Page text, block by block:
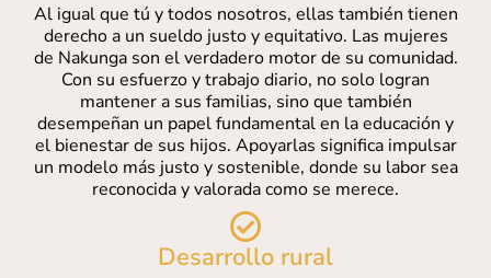
Al igual que tú y todos nosotros, ellas también tienen
derecho a un sueldo justo y equitativo. Las mujeres
de Nakunga son el verdadero motor de su comunidad.
Con su esfuerzo y trabajo diario, no solo logran
mantener a sus familias, sino que también
desempeñan un papel fundamental en la educación y
el bienestar de sus hijos. Apoyarlas significa impulsar
un modelo más justo y sostenible, donde su labor sea
reconocida y valorada como se merece.
Desarrollo rural